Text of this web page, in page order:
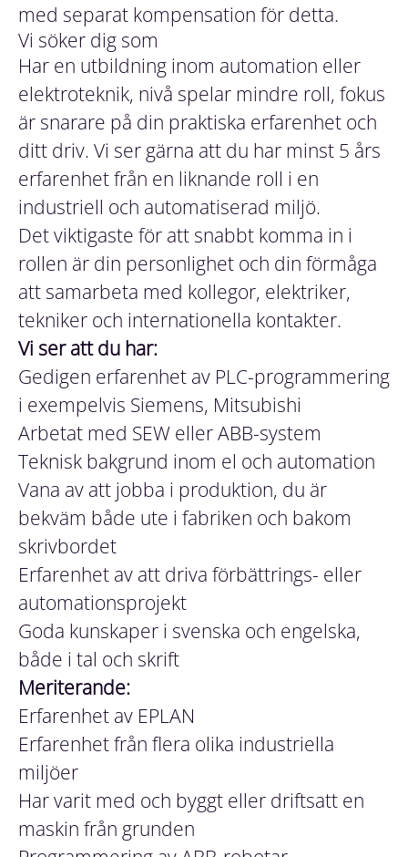
med separat kompensation för detta.
Vi söker dig som
Har en utbildning inom automation eller
elektroteknik, nivå spelar mindre roll, fokus
är snarare på din praktiska erfarenhet och
ditt driv. Vi ser gärna att du har minst 5 års
erfarenhet från en liknande roll i en
industriell och automatiserad miljö.
Det viktigaste för att snabbt komma in i
rollen är din personlighet och din förmåga
att samarbeta med kollegor, elektriker,
tekniker och internationella kontakter.
Vi ser att du har:
Gedigen erfarenhet av PLC-programmering
i exempelvis Siemens, Mitsubishi
Arbetat med SEW eller ABB-system
Teknisk bakgrund inom el och automation
Vana av att jobba i produktion, du är
bekväm både ute i fabriken och bakom
skrivbordet
Erfarenhet av att driva förbättrings- eller
automationsprojekt
Goda kunskaper i svenska och engelska,
både i tal och skrift
Meriterande:
Erfarenhet av EPLAN
Erfarenhet från flera olika industriella
miljöer
Har varit med och byggt eller driftsatt en
maskin från grunden